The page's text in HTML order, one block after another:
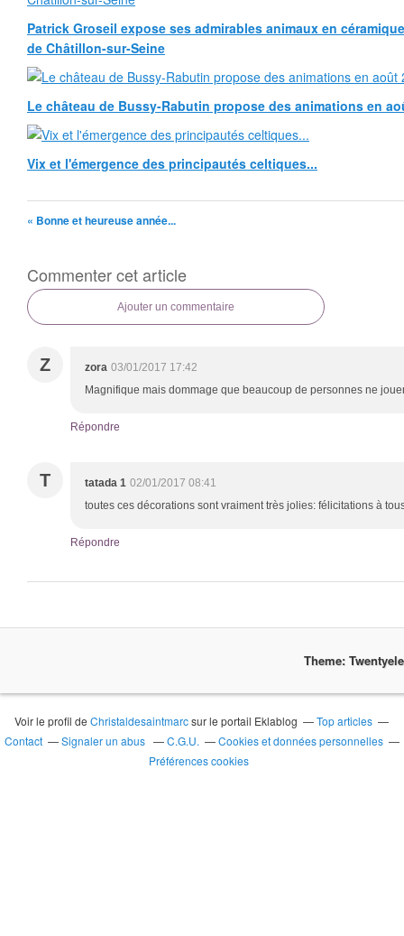
Patrick Groseil expose ses admirables animaux en
de Châtillon-sur-Seine
Le château de Bussy-Rabutin propose des animations en
Vix et l'émergence des principautés celtiques...
« Bonne et heureuse année...
Commenter cet article
Ajouter un commentaire
Z zora 03/01/2017 17:42
Magnifique mais dommage que beaucoup de personnes ne
Répondre
T tatada 1 02/01/2017 08:41
toutes ces décorations sont vraiment très jolies: félicitations à
Répondre
Theme:
Voir le profil deChristaldesaintmarcsur le portail Eklablog
Top articles
Contact
Signaler un abus C.G.U.
Cookies et données personnelles
Préférences cookies